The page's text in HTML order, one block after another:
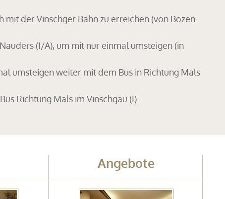
der Vinschger Bahn zu erreichen (von Bozen
(I/A), um mit nur einmal umsteigen (in
umsteigen weiter mit dem Bus in Richtung Mals
Richtung Mals im Vinschgau (I).
Angebote